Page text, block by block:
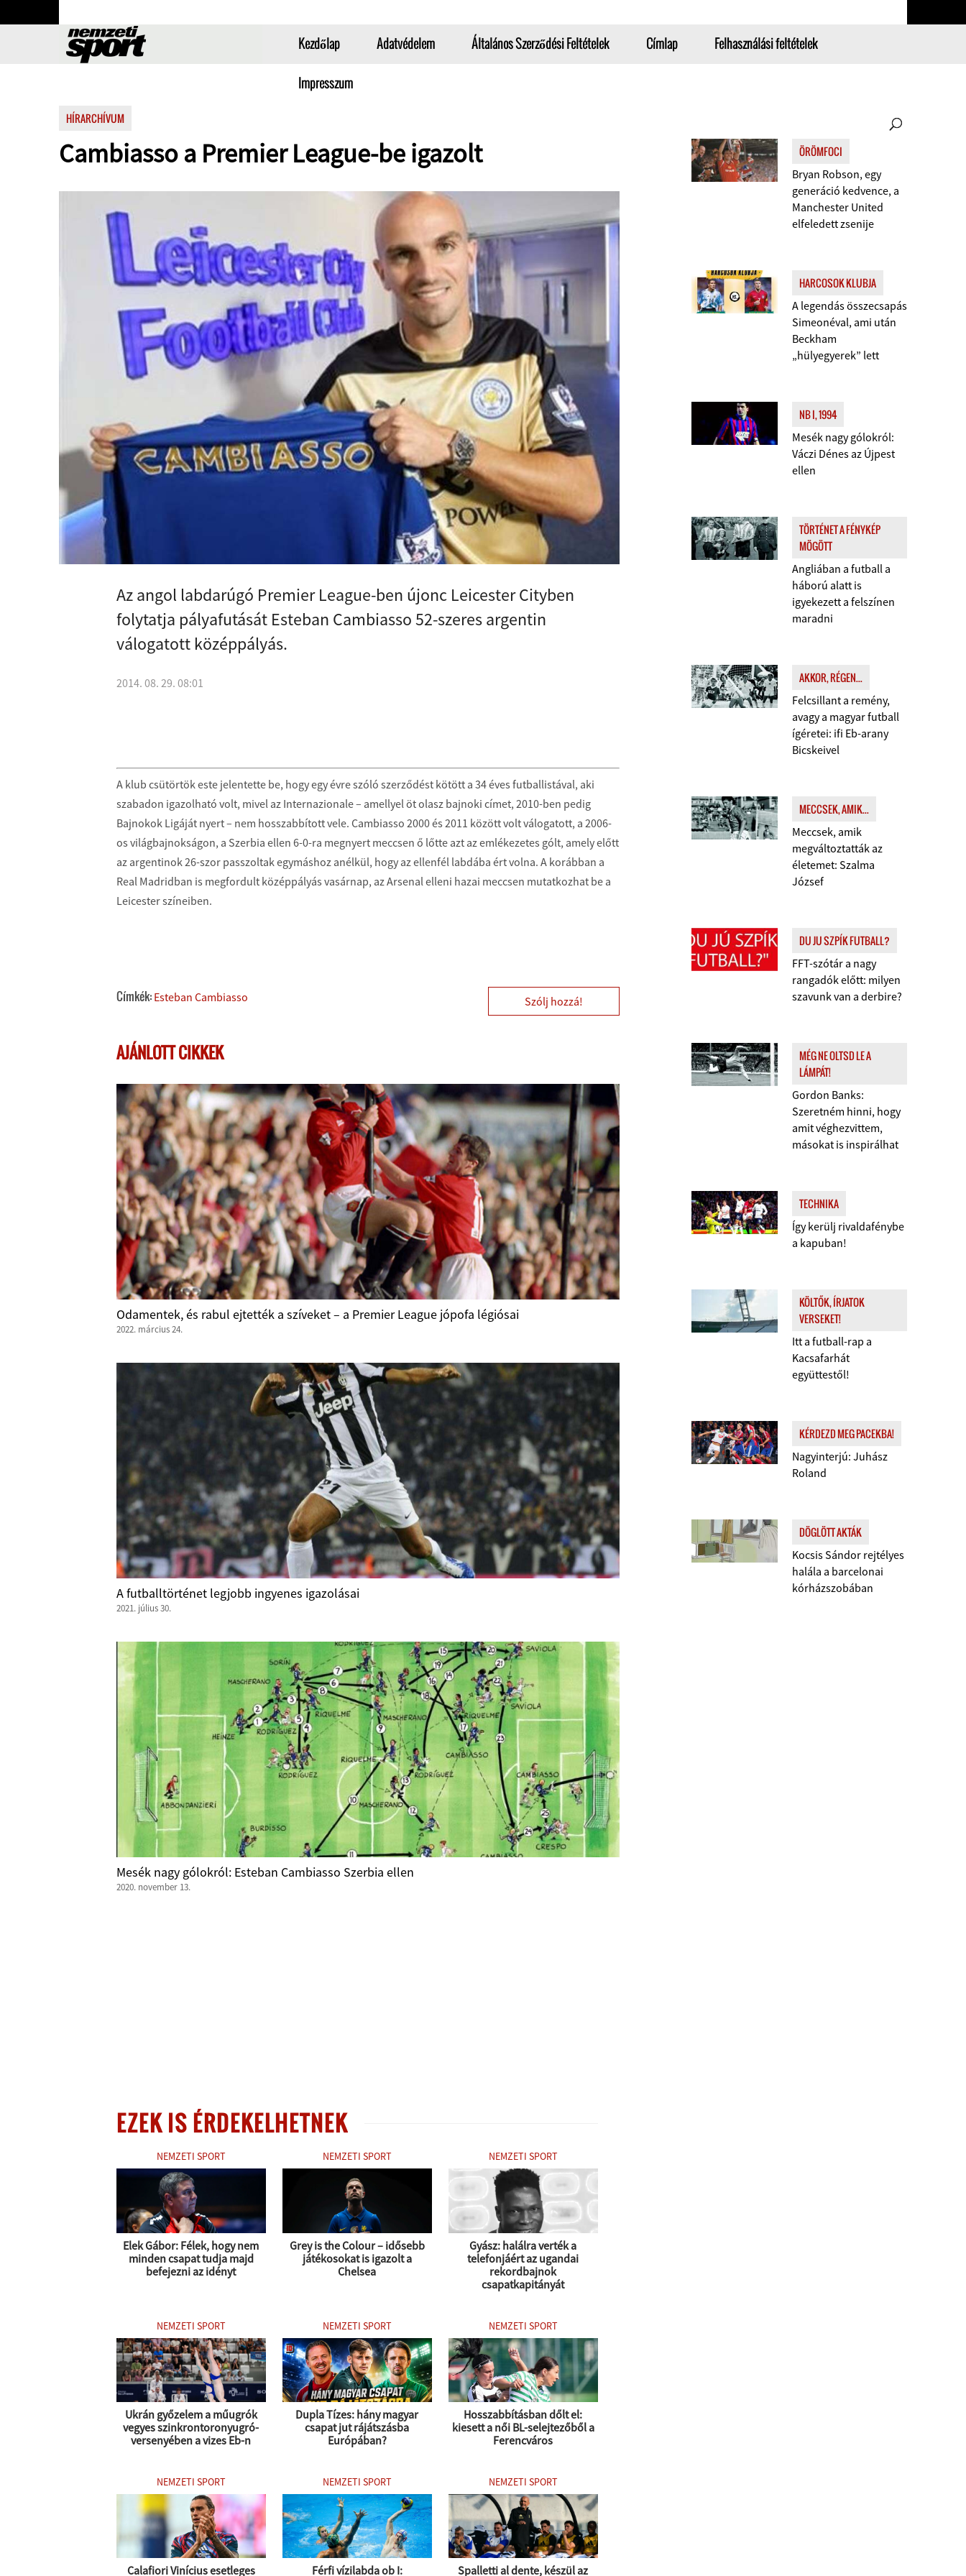
Kezdőlap Adatvédelem Általános Szerződési Feltételek Címlap Felhasználási feltételek
Impresszum
HÍRARCHÍVUM
Cambiasso a Premier League-be igazolt
Az angol labdarúgó Premier League-ben újonc Leicester Cityben
folytatja pályafutását Esteban Cambiasso 52-szeres argentin
válogatott középpályás.
2014. 08. 29. 08:01
A klub csütörtök este jelentette be, hogy egy évre szóló szerződést kötött a 34 éves futballistával, aki
szabadon igazolható volt, mivel az Internazionale – amellyel öt olasz bajnoki címet, 2010-ben pedig
Bajnokok Ligáját nyert – nem hosszabbított vele. Cambiasso 2000 és 2011 között volt válogatott, a 2006-
os világbajnokságon, a Szerbia ellen 6-0-ra megnyert meccsen ő lőtte azt az emlékezetes gólt, amely előtt
az argentinok 26-szor passzoltak egymáshoz anélkül, hogy az ellenfél labdába ért volna. A korábban a
Real Madridban is megfordult középpályás vasárnap, az Arsenal elleni hazai meccsen mutatkozhat be a
Leicester színeiben.
Címkék: Esteban Cambiasso Szólj hozzá!
AJÁNLOTT CIKKEK
Odamentek, és rabul ejtették a szíveket – a Premier League jópofa légiósai
2022. március 24.
A futballtörténet legjobb ingyenes igazolásai
2021. július 30.
Mesék nagy gólokról: Esteban Cambiasso Szerbia ellen
2020. november 13.
EZEK IS ÉRDEKELHETNEK
NEMZETI SPORT
Elek Gábor: Félek, hogy nem
minden csapat tudja majd
befejezni az idényt
NEMZETI SPORT
Grey is the Colour – idősebb
játékosokat is igazolt a
Chelsea
NEMZETI SPORT
Gyász: halálra verték a
telefonjáért az ugandai
rekordbajnok
csapatkapitányát
NEMZETI SPORT
Ukrán győzelem a műugrók
vegyes szinkrontoronyugró-
versenyében a vizes Eb-n
NEMZETI SPORT
Dupla Tízes: hány magyar
csapat jut rájátszásba
Európában?
NEMZETI SPORT
Hosszabbításban dőlt el:
kiesett a női BL-selejtezőből a
Ferencváros
NEMZETI SPORT
Calafiori Vinícius esetleges
NEMZETI SPORT
Férfi vízilabda ob I:
NEMZETI SPORT
Spalletti al dente, készül az
ÖRÖMFOCI
Bryan Robson, egy
generáció kedvence, a
Manchester United
elfeledett zsenije
HARCOSOK KLUBJA
A legendás összecsapás
Simeonéval, ami után
Beckham
„hülyegyerek” lett
NB I, 1994
Mesék nagy gólokról:
Váczi Dénes az Újpest
ellen
TÖRTÉNET A FÉNYKÉP
MÖGÖTT
Angliában a futball a
háború alatt is
igyekezett a felszínen
maradni
AKKOR, RÉGEN...
Felcsillant a remény,
avagy a magyar futball
ígéretei: ifi Eb-arany
Bicskeivel
MECCSEK, AMIK...
Meccsek, amik
megváltoztatták az
életemet: Szalma
József
DU JU SZPÍK FUTBALL?
FFT-szótár a nagy
rangadók előtt: milyen
szavunk van a derbire?
MÉG NE OLTSD LE A
LÁMPÁT!
Gordon Banks:
Szeretném hinni, hogy
amit véghezvittem,
másokat is inspirálhat
TECHNIKA
Így kerülj rivaldafénybe
a kapuban!
KÖLTŐK, ÍRJATOK
VERSEKET!
Itt a futball-rap a
Kacsafarhát
együttestől!
KÉRDEZD MEG PACEKBA!
Nagyinterjú: Juhász
Roland
DÖGLÖTT AKTÁK
Kocsis Sándor rejtélyes
halála a barcelonai
kórházszobában